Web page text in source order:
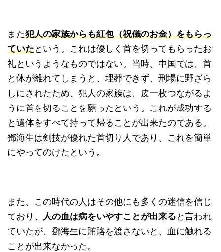
また犯人の家族からも紅包（祝儀のお金）をもらっ
ていたという。これは優しく首を切ってもらったお
礼というようなものではない。当時、中国では、首
と体が離れてしまうと、埋葬できず、刑場に野ざら
しにされたため、犯人の家族は、皮一枚つながるよ
うに首を切ることを願ったという。これが成功する
と遺体をすべて持って帰ることが出来たのである。
鄧海生は剣技が優れた首切り人であり、これを簡単
にやってのけたという。
また、この時代の人はその他にも多くの迷信を信じ
ており、 人の血は病をいやすことが出来ると言われ
ていたが、鄧海生に賄賂を渡さないと、血に触れる
ことが出来なかった。